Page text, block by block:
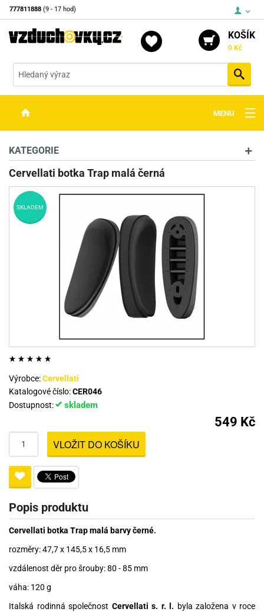
777811888 (9 - 17 hod)
KOŠÍK
0 Kč
MENU
OPTIKA
STŘELIVO
PŘÍSLUŠENSTVÍ
DETEKTORY KOVŮ
KATEGORIE
Cervellati botka Trap malá černá
SKLADEM
Výrobce:Cervellati
Katalogové číslo:CER046
Dostupnost:
skladem
549 Kč
VLOŽIT DO KOŠÍKU
Popis produktu
Cervellati botka Trap malá barvy černé.
rozměry: 47,7 x 145,5 x 16,5 mm
vzdálenost děr pro šrouby: 80 - 85 mm
váha: 120 g
Italská rodinná společnost Cervellati s. r. l. byla založena v roce